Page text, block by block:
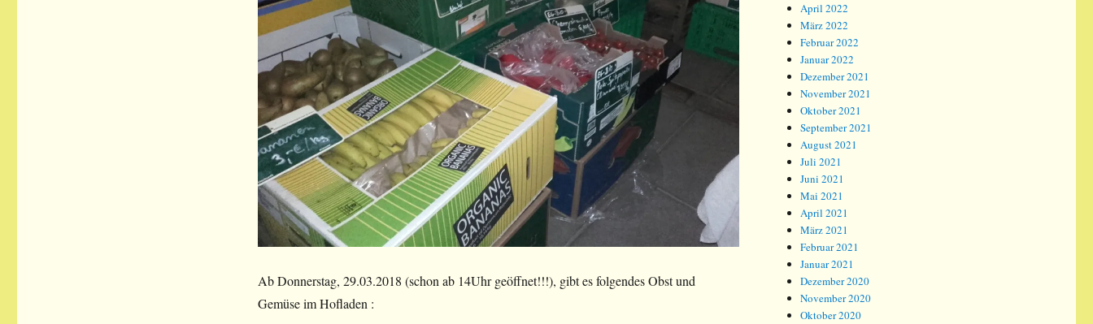
Ab Donnerstag, 29.03.2018 (schon ab 14Uhr geöffnet!!!), gibt es folgendes Obst und
Gemüse im Hofladen :
April 2022
März 2022
Februar 2022
Januar 2022
Dezember 2021
November 2021
Oktober 2021
September 2021
August 2021
Juli 2021
Juni 2021
Mai 2021
April 2021
März 2021
Februar 2021
Januar 2021
Dezember 2020
November 2020
Oktober 2020